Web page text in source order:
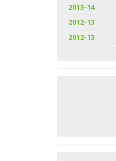
2013-14
2012-13
2012-13